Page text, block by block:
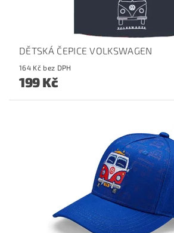
DĚTSKÁ ČEPICE VOLKSWAGEN
164 Kč bez DPH
199 Kč